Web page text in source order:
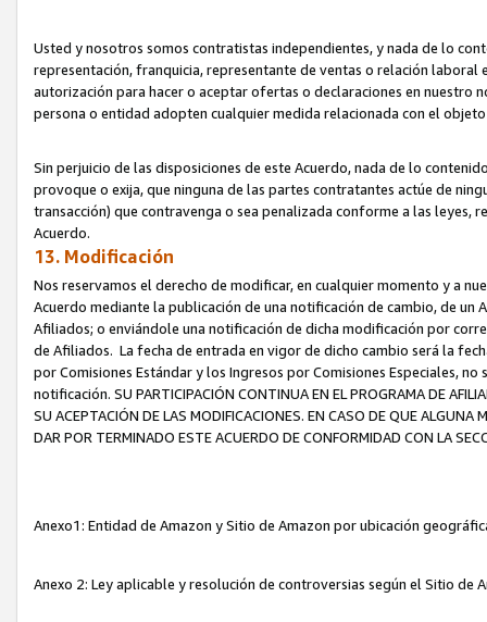
Usted y nosotros somos contratistas independientes, y nada de lo
representación, franquicia, representante de ventas o relación
autorización para hacer o aceptar ofertas o declaraciones en nuestro
persona o entidad adopten cualquier medida relacionada con el
Sin perjuicio de las disposiciones de este Acuerdo, nada de lo
provoque o exija, que ninguna de las partes contratantes actúe de
transacción) que contravenga o sea penalizada conforme a las leyes,
Acuerdo.
13. Modificación
Nos reservamos el derecho de modificar, en cualquier momento y a
Acuerdo mediante la publicación de una notificación de cambio, de
Afiliados; o enviándole una notificación de dicha modificación por
de Afiliados. La fecha de entrada en vigor de dicho cambio será la
por Comisiones Estándar y los Ingresos por Comisiones Especiales,
notificación. SU PARTICIPACIÓN CONTINUA EN EL PROGRAMA DE
SU ACEPTACIÓN DE LAS MODIFICACIONES. EN CASO DE QUE ALGUNA
DAR POR TERMINADO ESTE ACUERDO DE CONFORMIDAD CON LA
Anexo1: Entidad de Amazon y Sitio de Amazon por ubicación
Anexo 2: Ley aplicable y resolución de controversias según el Sitio de